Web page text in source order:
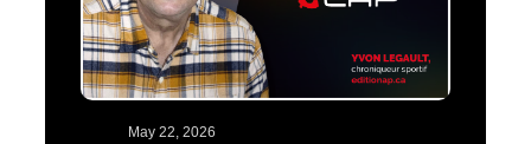
May 22, 2026